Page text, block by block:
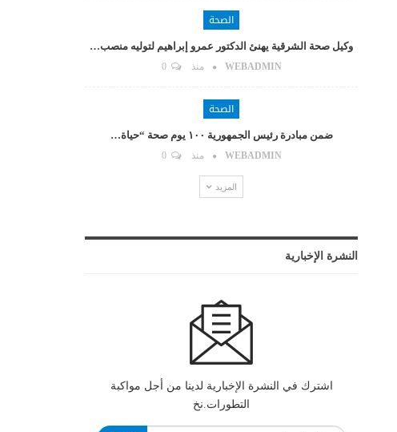
الصحة
وكيل صحة الشرقية يهنئ الدكتور عمرو إبراهيم لتوليه منصب…
WEBADMIN منذ 0
الصحة
ضمن مبادرة رئيس الجمهورية ١٠٠ يوم صحة “حياة…
WEBADMIN منذ 0
المزيد
النشرة الإخبارية
اشترك في النشرة الإخبارية لدينا من أجل مواكبة
التطورات.نخ